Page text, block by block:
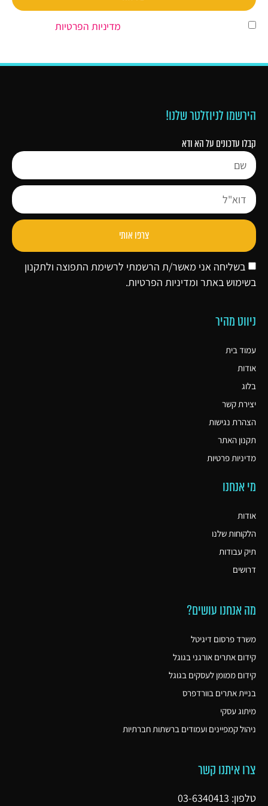
מדיניות הפרטיות
הירשמו לניוזלטר שלנו!
קבלו עדכונים על הא ודא
בשליחה אני מאשר/ת הרשמתי לרשימת התפוצה ולתקנון
בשימוש באתר ומדיניות הפרטיות.
צרפו אותי
ניווט מהיר
עמוד בית
אודות
בלוג
יצירת קשר
הצהרת נגישות
תקנון האתר
מדיניות פרטיות
מי אנחנו
אודות
הלקוחות שלנו
תיק עבודות
דרושים
מה אנחנו עושים?
משרד פרסום דיגיטל
קידום אתרים אורגני בגוגל
קידום ממומן לעסקים בגוגל
בניית אתרים בוורדפרס
מיתוג עסקי
ניהול קמפיינים ועמודים ברשתות חברתיות
צרו איתנו קשר
טלפון: 03-6340413